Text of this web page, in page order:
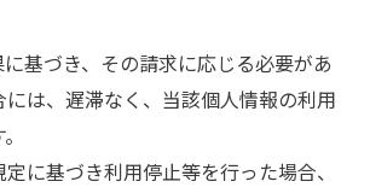
基づき、その請求に応じる必要があ
は、遅滞なく、当該個人情報の利用
に基づき利用停止等を行った場合、